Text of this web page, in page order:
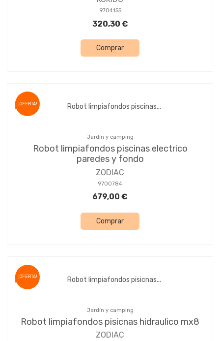
9704155
320,30 €
Comprar
¡OFERTA!
Jardín y camping
Robot limpiafondos piscinas electrico
paredes y fondo
ZODIAC
9700784
679,00 €
Comprar
¡OFERTA!
Jardín y camping
Robot limpiafondos pisicnas hidraulico mx8
ZODIAC